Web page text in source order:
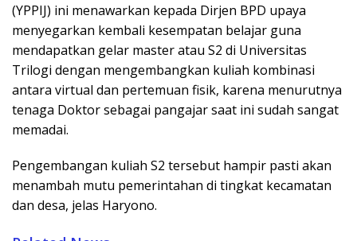
(YPPIJ) ini menawarkan kepada Dirjen BPD upaya
menyegarkan kembali kesempatan belajar guna
mendapatkan gelar master atau S2 di Universitas
Trilogi dengan mengembangkan kuliah kombinasi
antara virtual dan pertemuan fisik, karena menurutnya
tenaga Doktor sebagai pangajar saat ini sudah sangat
memadai.
Pengembangan kuliah S2 tersebut hampir pasti akan
menambah mutu pemerintahan di tingkat kecamatan
dan desa, jelas Haryono.